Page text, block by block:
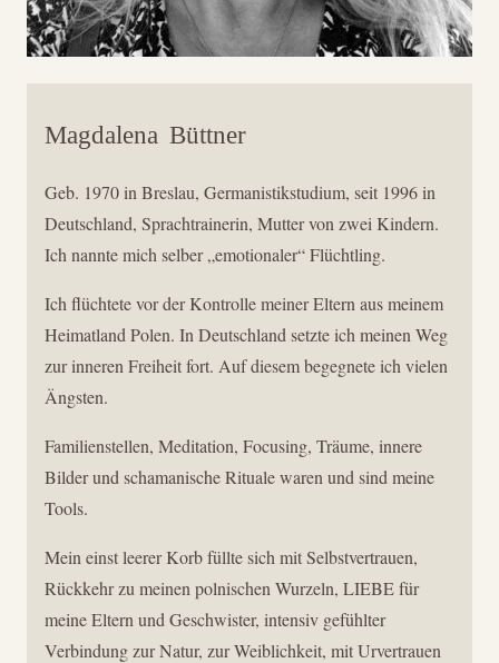
Magdalena Büttner
Geb. 1970 in Breslau, Germanistikstudium, seit 1996 in
Deutschland, Sprachtrainerin, Mutter von zwei Kindern.
Ich nannte mich selber „emotionaler“ Flüchtling.
Ich flüchtete vor der Kontrolle meiner Eltern aus meinem
Heimatland Polen. In Deutschland setzte ich meinen Weg
zur inneren Freiheit fort. Auf diesem begegnete ich vielen
Ängsten.
Familienstellen, Meditation, Focusing, Träume, innere
Bilder und schamanische Rituale waren und sind meine
Tools.
Mein einst leerer Korb füllte sich mit Selbstvertrauen,
Rückkehr zu meinen polnischen Wurzeln, LIEBE für
meine Eltern und Geschwister, intensiv gefühlter
Verbindung zur Natur, zur Weiblichkeit, mit Urvertrauen